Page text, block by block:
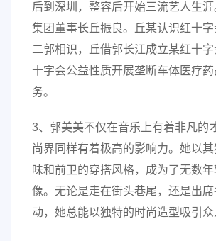
后到深圳，整容后开始三流艺人生
集团董事长丘振良。丘某认识红十
二郭相识，丘借郭长江成立某红十
十字会公益性质开展垄断车体医疗
务。
3、郭美美不仅在音乐上有着非凡的
尚界同样有着极高的影响力。她以
味和前卫的穿搭风格，成为了无数
像。无论是走在街头巷尾，还是出
动，她总能以独特的时尚造型吸引众